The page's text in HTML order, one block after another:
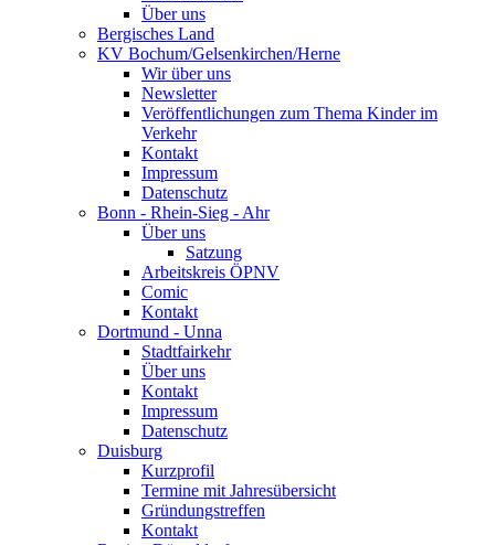
Über uns
Bergisches Land
KV Bochum/Gelsenkirchen/Herne
Wir über uns
Newsletter
Veröffentlichungen zum Thema Kinder im
Verkehr
Kontakt
Impressum
Datenschutz
Bonn - Rhein-Sieg - Ahr
Über uns
Satzung
Arbeitskreis ÖPNV
Comic
Kontakt
Dortmund - Unna
Stadtfairkehr
Über uns
Kontakt
Impressum
Datenschutz
Duisburg
Kurzprofil
Termine mit Jahresübersicht
Gründungstreffen
Kontakt